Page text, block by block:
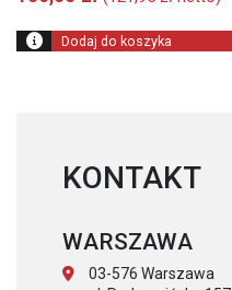
Dodaj do koszyka
KONTAKT
WARSZAWA
03-576 Warszawa